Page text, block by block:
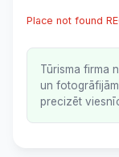
Place not found
Tūrisma firma
un
precizēt